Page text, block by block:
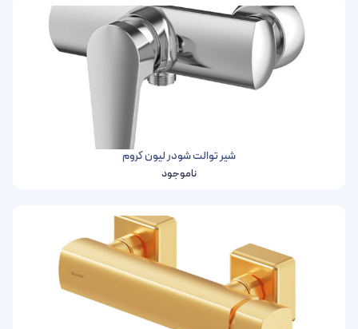
شیر توالت شودر لیون کروم
ناموجود